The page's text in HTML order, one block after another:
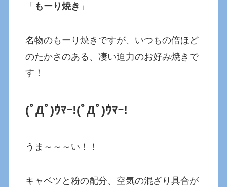
「 もーり焼き 」
名物のもーり焼きですが、いつもの倍ほど
のたかさのある、凄い迫力のお好み焼きで
す！
(ﾟДﾟ)ｳﾏｰ!(ﾟДﾟ)ｳﾏｰ!
うま～～～い！！
キャベツと粉の配分、空気の混ざり具合が